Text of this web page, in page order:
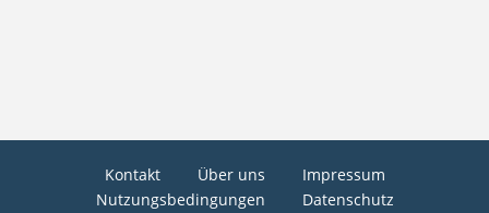
Kontakt Über uns
Impressum
Nutzungsbedingungen
Datenschutz